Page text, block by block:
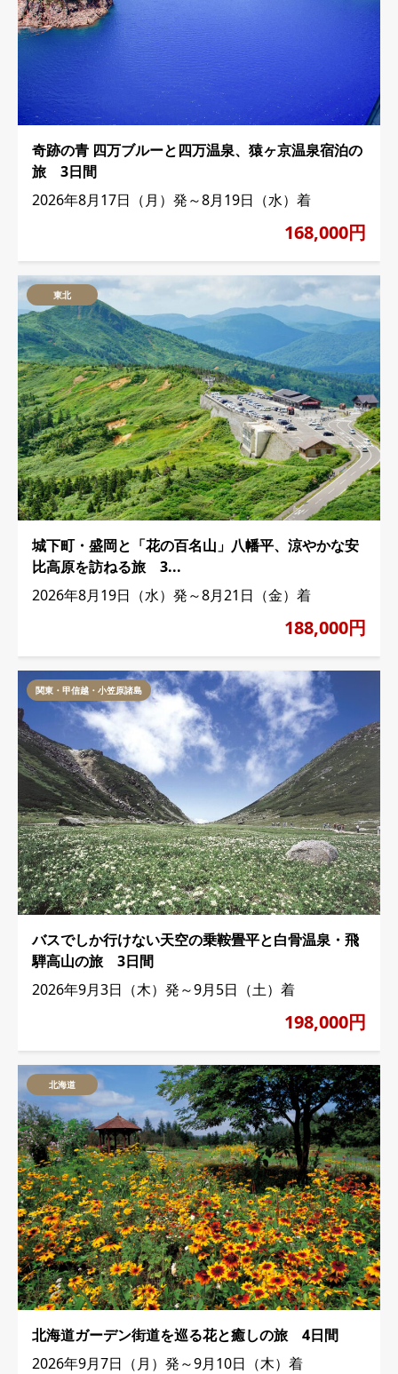
奇跡の青 四万ブルーと四万温泉、猿ヶ京温泉宿泊の
旅 3日間
2026年8月17日（月）発～8月19日（水）着
168,000円
東北
城下町・盛岡と「花の百名山」八幡平、涼やかな安
比高原を訪ねる旅 3...
2026年8月19日（水）発～8月21日（金）着
188,000円
関東・甲信越・小笠原諸島
バスでしか行けない天空の乗鞍畳平と白骨温泉・飛
騨高山の旅 3日間
2026年9月3日（木）発～9月5日（土）着
198,000円
北海道
北海道ガーデン街道を巡る花と癒しの旅 4日間
2026年9月7日（月）発～9月10日（木）着